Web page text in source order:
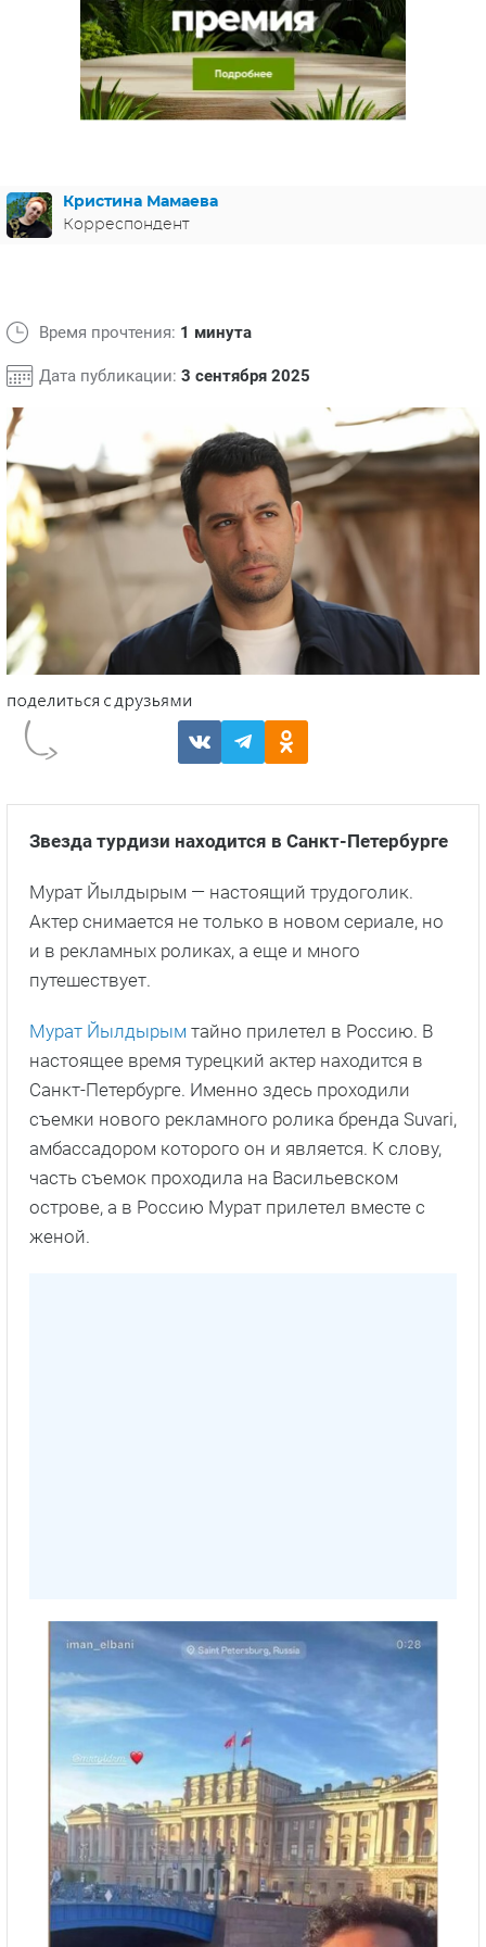
МЕЛОДРАМЫ
ИСПАНИЯ
ФРАНЦИЯ
ГЕРМАНИЯ
СВЕТСКИЕ НОВОСТИ
СПОЙЛЕРЫ ИЗ СЕРИАЛОВ
Кристина Мамаева
Корреспондент
Время прочтения: 1 минута
Дата публикации: 3 сентября 2025
Звезда турдизи находится в Санкт-Петербурге
Мурат Йылдырым — настоящий трудоголик.
Актер снимается не только в новом сериале, но
и в рекламных роликах, а еще и много
путешествует.
Мурат Йылдырым тайно прилетел в Россию. В
настоящее время турецкий актер находится в
Санкт-Петербурге. Именно здесь проходили
съемки нового рекламного ролика бренда Suvari,
амбассадором которого он и является. К слову,
часть съемок проходила на Васильевском
острове, а в Россию Мурат прилетел вместе с
женой.